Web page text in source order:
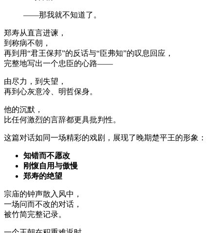
——那我就不知道了。
郑寿从直言进谏，
到称病不朝，
再到用“君王保邦”的反话与“臣弗知”的叹息回应，
完整地写出一个忠臣的心路——
由尽力，到失望，
再到心灰意冷、明哲保身。
他的沉默，
比任何激烈的言辞都更具批判性。
这篇对话如同一场精彩的戏剧，展现了晚期楚平王的形象：
知错而不愿改
刚愎自用与傲慢
郑寿的绝望
宗庙的钟声散入风中，
一场问而不改的对话，
被竹简完整记录。